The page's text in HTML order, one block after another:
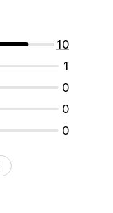
10
1
0
0
0